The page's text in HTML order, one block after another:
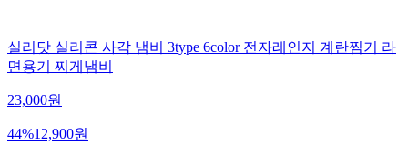
실리닷 실리콘 사각 냄비 3type 6color 전자레인지 계란찜기 라
면용기 찌게냄비
23,000원
44%12,900원